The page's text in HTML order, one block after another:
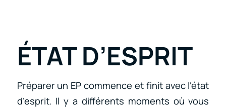
ÉTAT D’ESPRIT
Préparer un EP commence et finit avec l’état
d’esprit. Il y a différents moments où vous